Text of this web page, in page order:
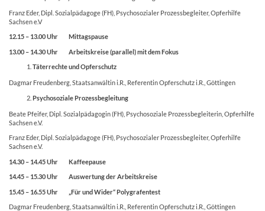
Franz Eder, Dipl. Sozialpädagoge (FH), Psychosozialer Prozessbegleiter, Opferhilfe
Sachsen e.V
12.15 – 13.00 Uhr Mittagspause
13.00 – 14.30 Uhr Arbeitskreise (parallel) mit dem Fokus
Täterrechte und Opferschutz
Dagmar Freudenberg, Staatsanwältin i.R., Referentin Opferschutz i.R., Göttingen
Psychosoziale Prozessbegleitung
Beate Pfeifer, Dipl. Sozialpädagogin (FH), Psychosoziale Prozessbegleiterin, Opferhilfe
Sachsen e.V.
Franz Eder, Dipl. Sozialpädagoge (FH), Psychosozialer Prozessbegleiter, Opferhilfe
Sachsen e.V.
14.30 – 14.45 Uhr Kaffeepause
14.45 – 15.30 Uhr Auswertung der Arbeitskreise
15.45 – 16.55 Uhr „Für und Wider“ Polygrafentest
Dagmar Freudenberg, Staatsanwältin i.R., Referentin Opferschutz i.R., Göttingen